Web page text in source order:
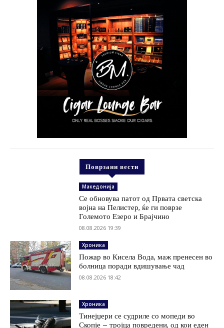
Поврзани вести
Македонија
Се обновува патот од Првата светска
војна на Пелистер, ќе ги поврзе
Големото Езеро и Брајчино
08.08.2026 19:39
Хроника
Пожар во Кисела Вода, маж пренесен во
болница поради вдишување чад
08.08.2026 18:42
Хроника
Тинејџери се судриле со мопеди во
Скопје – тројца повредени, од кои еден